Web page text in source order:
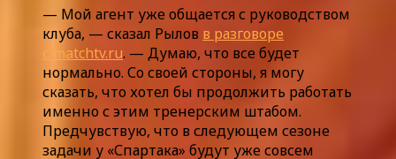
— Мой агент уже общается с руководством
клуба, — сказал Рылов в разговоре
с matchtv.ru. — Думаю, что все будет
нормально. Со своей стороны, я могу
сказать, что хотел бы продолжить работать
именно с этим тренерским штабом.
Предчувствую, что в следующем сезоне
задачи у «Спартака» будут уже совсем